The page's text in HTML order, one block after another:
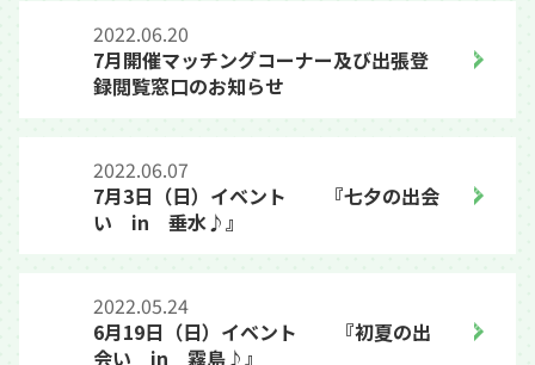
2022.06.20
7月開催マッチングコーナー及び出張登
録閲覧窓口のお知らせ
2022.06.07
7月3日（日）イベント 『七夕の出会
い in 垂水♪』
2022.05.24
6月19日（日）イベント 『初夏の出
会い in 霧島♪』